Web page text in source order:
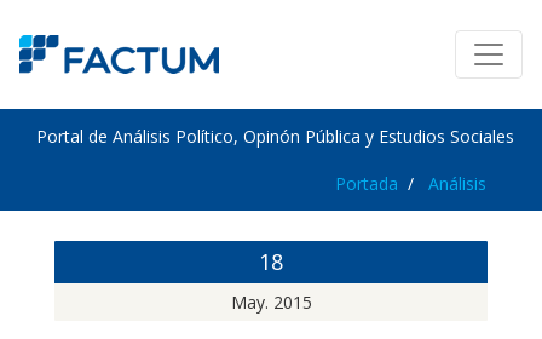
Portal de Análisis Político, Opinón Pública y Estudios Sociales
Portada Análisis
18
May. 2015